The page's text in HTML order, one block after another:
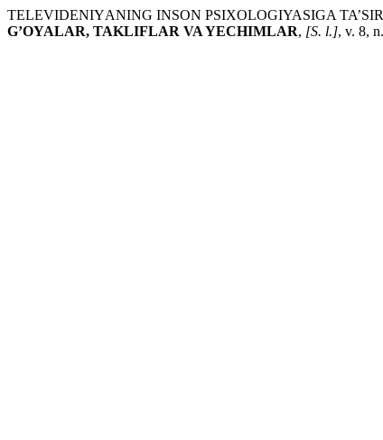
TELEVIDENIYАNING INSON PSIXOLOGIYASIGA
G’OYALAR, TAKLIFLAR VA YECHIMLAR, [S. l.], v. 8,